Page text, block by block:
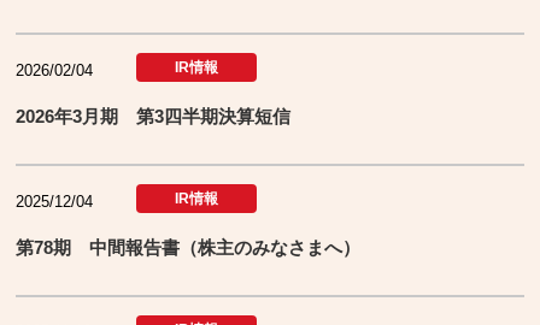
2026/02/04 IR情報
2026年3月期 第3四半期決算短信
2025/12/04 IR情報
第78期 中間報告書（株主のみなさまへ）